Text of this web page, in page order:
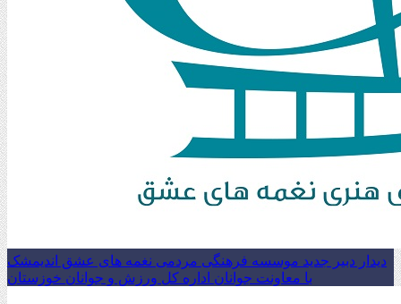
دیدار دبیر جدید موسسه فرهنگی مردمی نغمه های عشق اندیمشک
با معاونت جوانان اداره کل ورزش و جوانان خوزستان